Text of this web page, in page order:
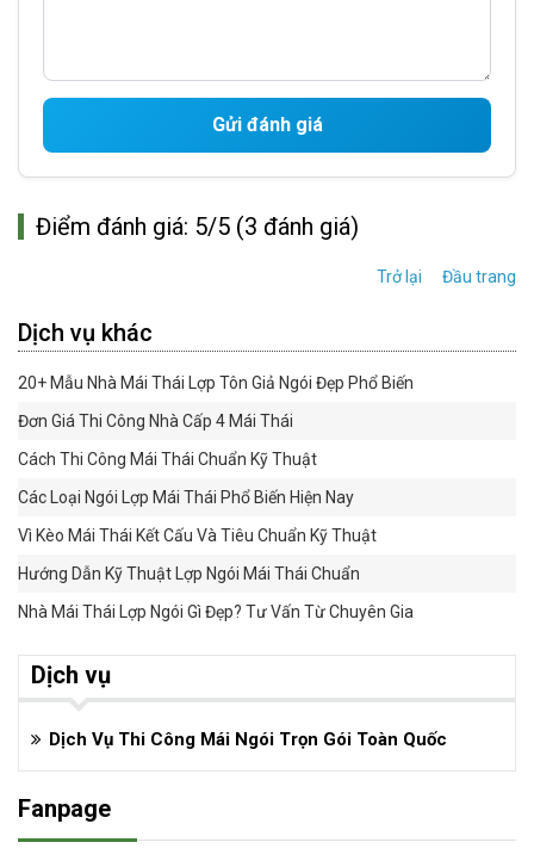
Gửi đánh giá
Điểm đánh giá: 5/5 (3 đánh giá)
Trở lại Đầu trang
Dịch vụ khác
20+ Mẫu Nhà Mái Thái Lợp Tôn Giả Ngói Đẹp Phổ Biến
Đơn Giá Thi Công Nhà Cấp 4 Mái Thái
Cách Thi Công Mái Thái Chuẩn Kỹ Thuật
Các Loại Ngói Lợp Mái Thái Phổ Biến Hiện Nay
Vì Kèo Mái Thái Kết Cấu Và Tiêu Chuẩn Kỹ Thuật
Hướng Dẫn Kỹ Thuật Lợp Ngói Mái Thái Chuẩn
Nhà Mái Thái Lợp Ngói Gì Đẹp? Tư Vấn Từ Chuyên Gia
Dịch vụ
Dịch Vụ Thi Công Mái Ngói Trọn Gói Toàn Quốc
Fanpage